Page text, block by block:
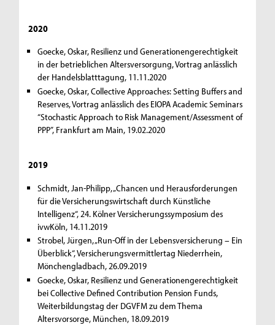
2020
Goecke, Oskar, Resilienz und Generationengerechtigkeit
in der betrieblichen Altersversorgung, Vortrag anlässlich
der Handelsblatttagung, 11.11.2020
Goecke, Oskar, Collective Approaches: Setting Buffers and
Reserves, Vortrag anlässlich des EIOPA Academic Seminars
“Stochastic Approach to Risk Management/Assessment of
PPP”, Frankfurt am Main, 19.02.2020
2019
Schmidt, Jan-Philipp, „Chancen und Herausforderungen
für die Versicherungswirtschaft durch Künstliche
Intelligenz“, 24. Kölner Versicherungssymposium des
ivwKöln, 14.11.2019
Strobel, Jürgen, „Run-Off in der Lebensversicherung – Ein
Überblick“, Versicherungsvermittlertag Niederrhein,
Mönchengladbach, 26.09.2019
Goecke, Oskar, Resilienz und Generationengerechtigkeit
bei Collective Defined Contribution Pension Funds,
Weiterbildungstag der DGVFM zu dem Thema
Altersvorsorge, München, 18.09.2019